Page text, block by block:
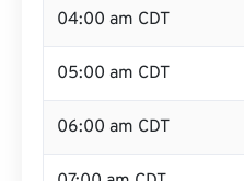
04:00 am CDT
05:00 am CDT
06:00 am CDT